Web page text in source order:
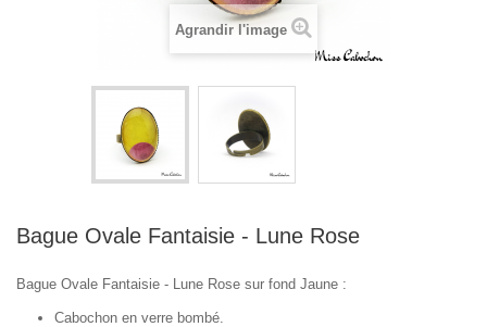
Agrandir l'image
Bague Ovale Fantaisie - Lune Rose
Bague Ovale Fantaisie - Lune Rose sur fond Jaune :
Cabochon en verre bombé.